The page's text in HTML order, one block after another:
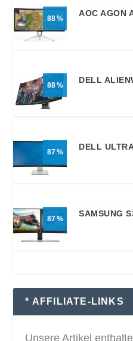
88
AOC AGON
88
DELL
87
DELL
87
SAMSUNG
* AFFILIATE-LINKS
Unsere Artikel